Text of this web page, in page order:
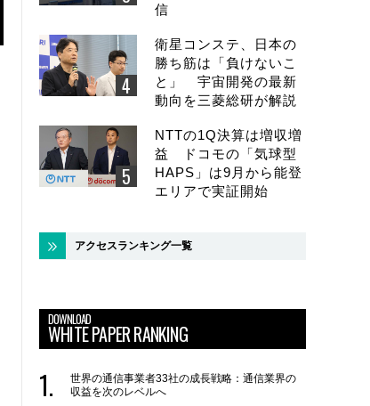
信
衛星コンステ、日本の
勝ち筋は「負けないこ
と」 宇宙開発の最新
動向を三菱総研が解説
NTTの1Q決算は増収増
益 ドコモの「気球型
HAPS」は9月から能登
エリアで実証開始
アクセスランキング一覧
DOWNLOAD
WHITE PAPER RANKING
世界の通信事業者33社の成長戦略：通信業界の
収益を次のレベルへ